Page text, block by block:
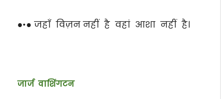
●•● जहाँ विज़न नहीं है वहां आशा नहीं है।
जार्ज वाशिंगटन